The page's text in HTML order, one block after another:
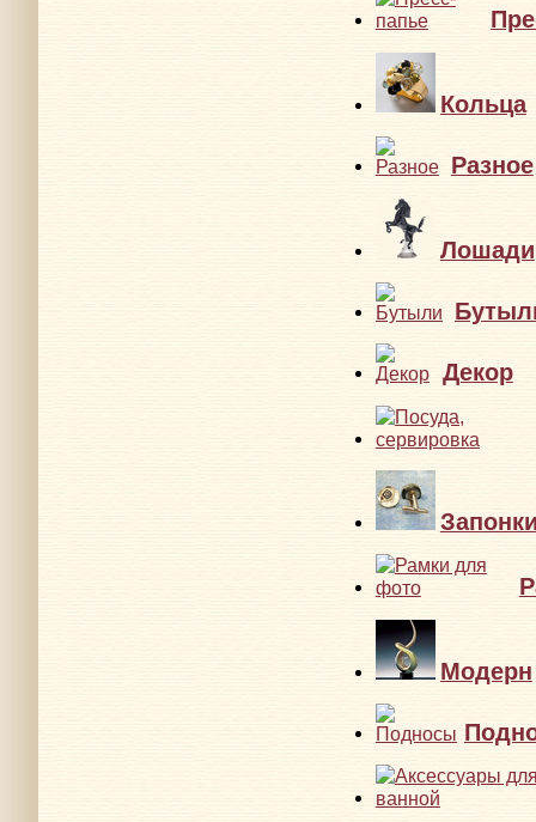
Кольца
Разное
Лошади
Декор
Модерн